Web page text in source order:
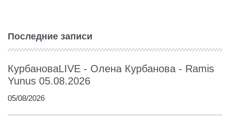
Последние записи
КурбановаLIVE - Олена Курбанова - Ramis
Yunus 05.08.2026
05/08/2026